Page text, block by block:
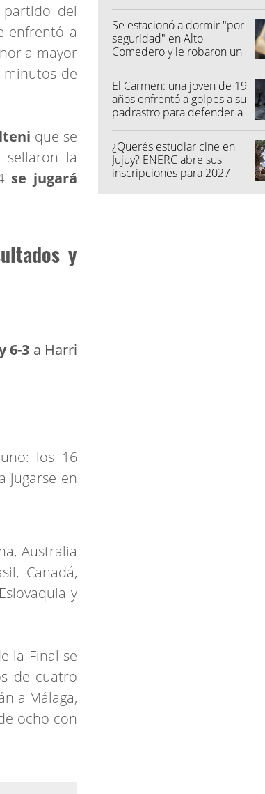
del
enfrentó a
a mayor
de
que se
la
se jugará
y
6-3 a Harri
los 16
jugarse en
Australia
Canadá,
y
la Final se
de cuatro
a Málaga,
ocho con
Se estacionó a dormir "por
seguridad" en Alto
Comedero y le robaron un
El Carmen: una joven de 19
años enfrentó a golpes a su
padrastro para defender a
¿Querés estudiar cine en
Jujuy? ENERC abre sus
inscripciones para 2027